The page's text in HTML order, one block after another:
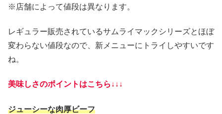
※店舗によって値段は異なります。
レギュラー販売されているサムライマックシリーズとほぼ
変わらない値段なので、新メニューにトライしやすいです
ね。
美味しさのポイントはこちら↓↓↓
ジューシーな肉厚ビーフ